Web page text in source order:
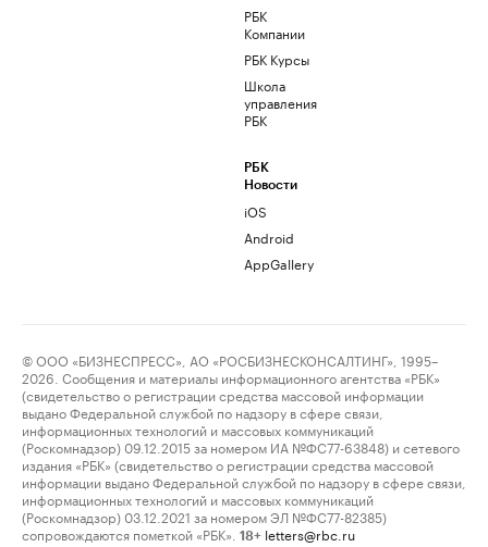
РБК
Компании
РБК Курсы
Школа
управления
РБК
РБК
Новости
iOS
Android
AppGallery
© ООО «БИЗНЕСПРЕСС», АО «РОСБИЗНЕСКОНСАЛТИНГ», 1995–
2026. Сообщения и материалы информационного агентства «РБК»
(свидетельство о регистрации средства массовой информации
выдано Федеральной службой по надзору в сфере связи,
информационных технологий и массовых коммуникаций
(Роскомнадзор) 09.12.2015 за номером ИА №ФС77-63848) и сетевого
издания «РБК» (свидетельство о регистрации средства массовой
информации выдано Федеральной службой по надзору в сфере связи,
информационных технологий и массовых коммуникаций
(Роскомнадзор) 03.12.2021 за номером ЭЛ №ФС77-82385)
сопровождаются пометкой «РБК».
18+ letters@rbc.ru